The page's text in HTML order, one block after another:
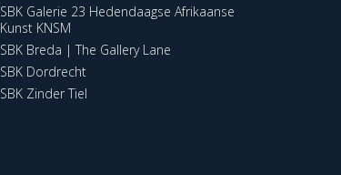
SBK Galerie 23 Hedendaagse Afrikaanse
Kunst KNSM
SBK Breda | The Gallery Lane
SBK Dordrecht
SBK Zinder Tiel